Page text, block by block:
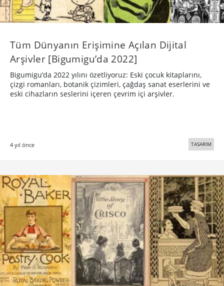
Tüm Dünyanın Erişimine Açılan Dijital
Arşivler [Bigumigu’da 2022]
Bigumigu’da 2022 yılını özetliyoruz: Eski çocuk kitaplarını,
çizgi romanları, botanik çizimleri, çağdaş sanat eserlerini ve
eski cihazların seslerini içeren çevrim içi arşivler.
4 yıl önce TASARIM